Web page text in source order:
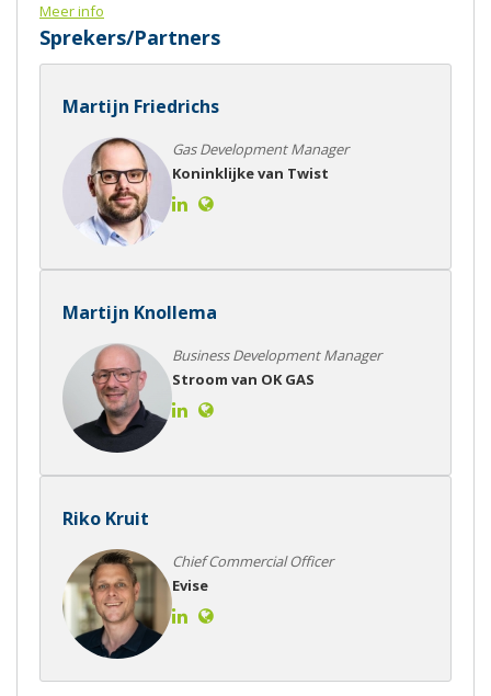
Meer info
Sprekers/Partners
Martijn Friedrichs
Gas Development Manager
Koninklijke van Twist
Martijn Knollema
Business Development Manager
Stroom van OK GAS
Riko Kruit
Chief Commercial Officer
Evise